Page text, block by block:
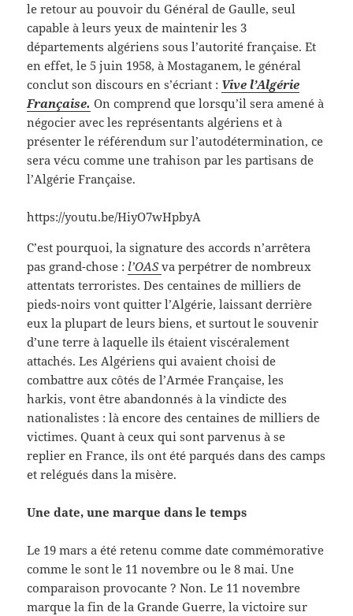
le retour au pouvoir du Général de Gaulle, seul
capable à leurs yeux de maintenir les 3
départements algériens sous l’autorité française. Et
en effet, le 5 juin 1958, à Mostaganem, le général
conclut son discours en s’écriant : Vive l’Algérie
Française. On comprend que lorsqu’il sera amené à
négocier avec les représentants algériens et à
présenter le référendum sur l’autodétermination, ce
sera vécu comme une trahison par les partisans de
l’Algérie Française.
https://youtu.be/HiyO7wHpbyA
C’est pourquoi, la signature des accords n’arrêtera
pas grand-chose : l’OASva perpétrer de nombreux
attentats terroristes. Des centaines de milliers de
pieds-noirs vont quitter l’Algérie, laissant derrière
eux la plupart de leurs biens, et surtout le souvenir
d’une terre à laquelle ils étaient viscéralement
attachés. Les Algériens qui avaient choisi de
combattre aux côtés de l’Armée Française, les
harkis, vont être abandonnés à la vindicte des
nationalistes : là encore des centaines de milliers de
victimes. Quant à ceux qui sont parvenus à se
replier en France, ils ont été parqués dans des camps
et relégués dans la misère.
Une date, une marque dans le temps
Le 19 mars a été retenu comme date commémorative
comme le sont le 11 novembre ou le 8 mai. Une
comparaison provocante ? Non. Le 11 novembre
marque la fin de la Grande Guerre, la victoire sur